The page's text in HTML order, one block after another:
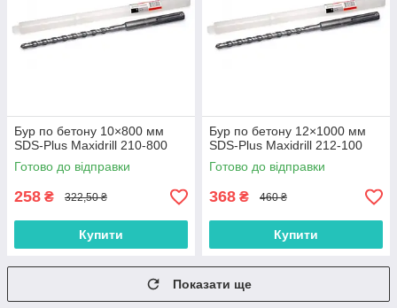
Бур по бетону 10×800 мм
SDS-Plus Maxidrill 210-800
Готово до відправки
258 ₴ 322,50 ₴
Купити
Бур по бетону 12×1000 мм
SDS-Plus Maxidrill 212-100
Готово до відправки
368 ₴ 460 ₴
Купити
Показати ще